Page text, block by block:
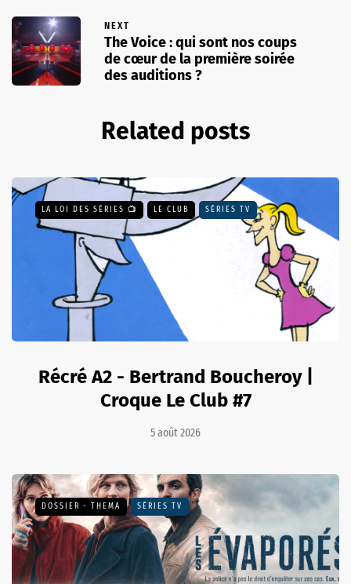
NEXT
The Voice : qui sont nos coups
de cœur de la première soirée
des auditions ?
Related posts
LA LOI DES SÉRIES 📺 LE CLUB SÉRIES TV
Récré A2 - Bertrand Boucheroy |
Croque Le Club #7
5 août 2026
DOSSIER - THEMA SÉRIES TV